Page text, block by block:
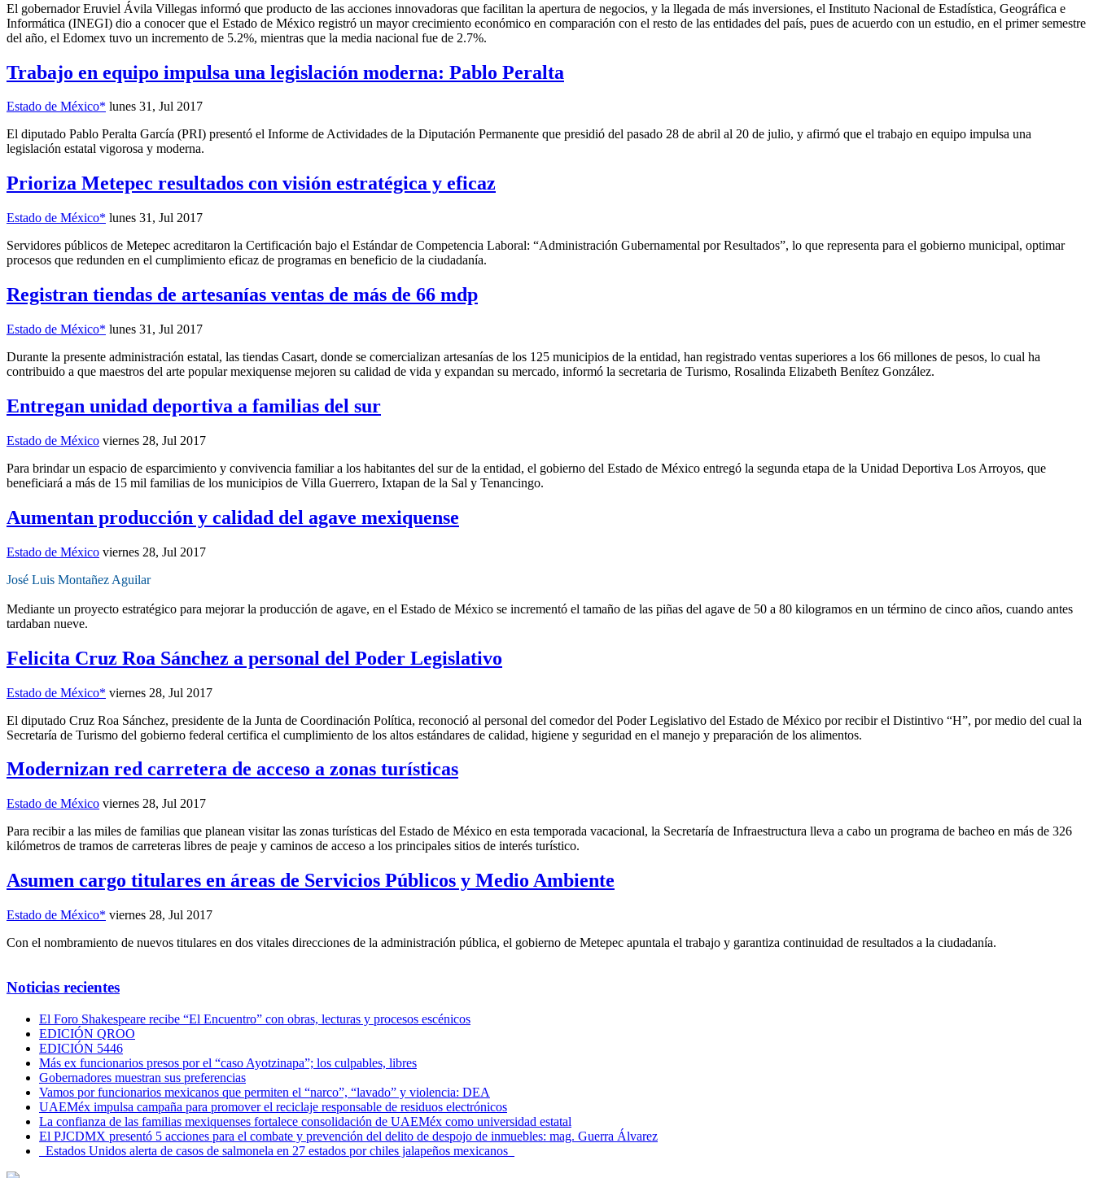
El gobernador Eruviel Ávila Villegas informó que producto de las acciones innovadoras que facilitan la apertura de negocios, y la llegada de más inversiones, el Instituto Nacional de Estadística, Geográfica e
Informática (INEGI) dio a conocer que el Estado de México registró un mayor crecimiento económico en comparación con el resto de las entidades del país, pues de acuerdo con un estudio, en el primer semestre
del año, el Edomex tuvo un incremento de 5.2%, mientras que la media nacional fue de 2.7%.
Trabajo en equipo impulsa una legislación moderna: Pablo Peralta
Estado de México* lunes 31, Jul 2017
El diputado Pablo Peralta García (PRI) presentó el Informe de Actividades de la Diputación Permanente que presidió del pasado 28 de abril al 20 de julio, y afirmó que el trabajo en equipo impulsa una
legislación estatal vigorosa y moderna.
Prioriza Metepec resultados con visión estratégica y eficaz
Estado de México* lunes 31, Jul 2017
Servidores públicos de Metepec acreditaron la Certificación bajo el Estándar de Competencia Laboral: “Administración Gubernamental por Resultados”, lo que representa para el gobierno municipal, optimar
procesos que redunden en el cumplimiento eficaz de programas en beneficio de la ciudadanía.
Registran tiendas de artesanías ventas de más de 66 mdp
Estado de México* lunes 31, Jul 2017
Durante la presente administración estatal, las tiendas Casart, donde se comercializan artesanías de los 125 municipios de la entidad, han registrado ventas superiores a los 66 millones de pesos, lo cual ha
contribuido a que maestros del arte popular mexiquense mejoren su calidad de vida y expandan su mercado, informó la secretaria de Turismo, Rosalinda Elizabeth Benítez González.
Entregan unidad deportiva a familias del sur
Estado de México viernes 28, Jul 2017
Para brindar un espacio de esparcimiento y convivencia familiar a los habitantes del sur de la entidad, el gobierno del Estado de México entregó la segunda etapa de la Unidad Deportiva Los Arroyos, que
beneficiará a más de 15 mil familias de los municipios de Villa Guerrero, Ixtapan de la Sal y Tenancingo.
Aumentan producción y calidad del agave mexiquense
Estado de México viernes 28, Jul 2017
José Luis Montañez Aguilar
Mediante un proyecto estratégico para mejorar la producción de agave, en el Estado de México se incrementó el tamaño de las piñas del agave de 50 a 80 kilogramos en un término de cinco años, cuando antes
tardaban nueve.
Felicita Cruz Roa Sánchez a personal del Poder Legislativo
Estado de México* viernes 28, Jul 2017
El diputado Cruz Roa Sánchez, presidente de la Junta de Coordinación Política, reconoció al personal del comedor del Poder Legislativo del Estado de México por recibir el Distintivo “H”, por medio del cual la
Secretaría de Turismo del gobierno federal certifica el cumplimiento de los altos estándares de calidad, higiene y seguridad en el manejo y preparación de los alimentos.
Modernizan red carretera de acceso a zonas turísticas
Estado de México viernes 28, Jul 2017
Para recibir a las miles de familias que planean visitar las zonas turísticas del Estado de México en esta temporada vacacional, la Secretaría de Infraestructura lleva a cabo un programa de bacheo en más de 326
kilómetros de tramos de carreteras libres de peaje y caminos de acceso a los principales sitios de interés turístico.
Asumen cargo titulares en áreas de Servicios Públicos y Medio Ambiente
Estado de México* viernes 28, Jul 2017
Con el nombramiento de nuevos titulares en dos vitales direcciones de la administración pública, el gobierno de Metepec apuntala el trabajo y garantiza continuidad de resultados a la ciudadanía.
Noticias recientes
El Foro Shakespeare recibe “El Encuentro” con obras, lecturas y procesos escénicos
EDICIÓN QROO
EDICIÓN 5446
Más ex funcionarios presos por el “caso Ayotzinapa”; los culpables, libres
Gobernadores muestran sus preferencias
Vamos por funcionarios mexicanos que permiten el “narco”, “lavado” y violencia: DEA
UAEMéx impulsa campaña para promover el reciclaje responsable de residuos electrónicos
La confianza de las familias mexiquenses fortalece consolidación de UAEMéx como universidad estatal
El PJCDMX presentó 5 acciones para el combate y prevención del delito de despojo de inmuebles: mag. Guerra Álvarez
Estados Unidos alerta de casos de salmonela en 27 estados por chiles jalapeños mexicanos